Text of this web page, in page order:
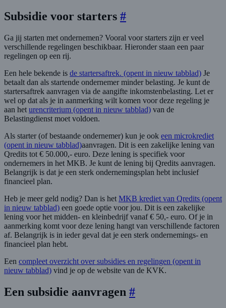
Subsidie voor starters #
Ga jij starten met ondernemen? Vooral voor starters zijn er veel
verschillende regelingen beschikbaar. Hieronder staan een paar
regelingen op een rij.
Een hele bekende is de startersaftrek. (opent in nieuw tabblad) Je
betaalt dan als startende ondernemer minder belasting. Je kunt de
startersaftrek aanvragen via de aangifte inkomstenbelasting. Let er
wel op dat als je in aanmerking wilt komen voor deze regeling je
aan het urencriterium (opent in nieuw tabblad) van de
Belastingdienst moet voldoen.
Als starter (of bestaande ondernemer) kun je ook een microkrediet
(opent in nieuw tabblad)aanvragen. Dit is een zakelijke lening van
Qredits tot € 50.000,- euro. Deze lening is specifiek voor
ondernemers in het MKB. Je kunt de lening bij Qredits aanvragen.
Belangrijk is dat je een sterk ondernemingsplan hebt inclusief
financieel plan.
Heb je meer geld nodig? Dan is het MKB krediet van Qredits (opent
in nieuw tabblad) een goede optie voor jou. Dit is een zakelijke
lening voor het midden- en kleinbedrijf vanaf € 50,- euro. Of je in
aanmerking komt voor deze lening hangt van verschillende factoren
af. Belangrijk is in ieder geval dat je een sterk ondernemings- en
financieel plan hebt.
Een compleet overzicht over subsidies en regelingen (opent in
nieuw tabblad) vind je op de website van de KVK.
Een subsidie aanvragen #